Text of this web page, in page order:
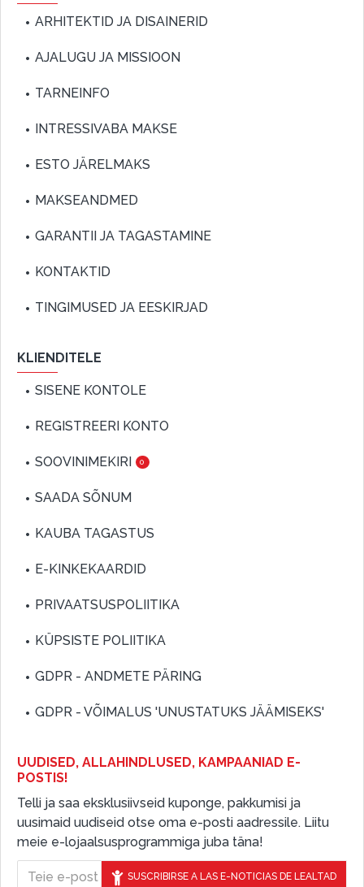
ARHITEKTID JA DISAINERID
AJALUGU JA MISSIOON
TARNEINFO
INTRESSIVABA MAKSE
ESTO JÄRELMAKS
MAKSEANDMED
GARANTII JA TAGASTAMINE
KONTAKTID
TINGIMUSED JA EESKIRJAD
KLIENDITELE
SISENE KONTOLE
REGISTREERI KONTO
SOOVINIMEKIRI 0
SAADA SÕNUM
KAUBA TAGASTUS
E-KINKEKAARDID
PRIVAATSUSPOLIITIKA
KÜPSISTE POLIITIKA
GDPR - ANDMETE PÄRING
GDPR - VÕIMALUS 'UNUSTATUKS JÄÄMISEKS'
UUDISED, ALLAHINDLUSED, KAMPAANIAD E-
POSTIS!
Telli ja saa eksklusiivseid kuponge, pakkumisi ja
uusimaid uudiseid otse oma e-posti aadressile. Liitu
meie e-lojaalsusprogrammiga juba täna!
SUSCRIBIRSE A LAS E-NOTICIAS DE LEALTAD